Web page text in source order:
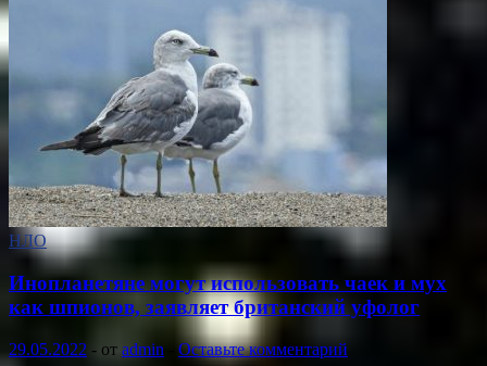
НЛО
Инопланетяне могут использовать чаек и мух
как шпионов, заявляет британский уфолог
29.05.2022 - от admin
Оставьте комментарий